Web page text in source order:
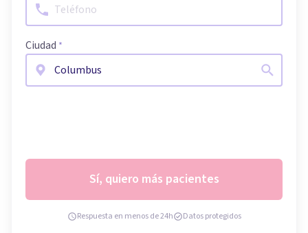
Ciudad *
Sí, quiero más pacientes
Respuesta en menos de 24h
Datos protegidos